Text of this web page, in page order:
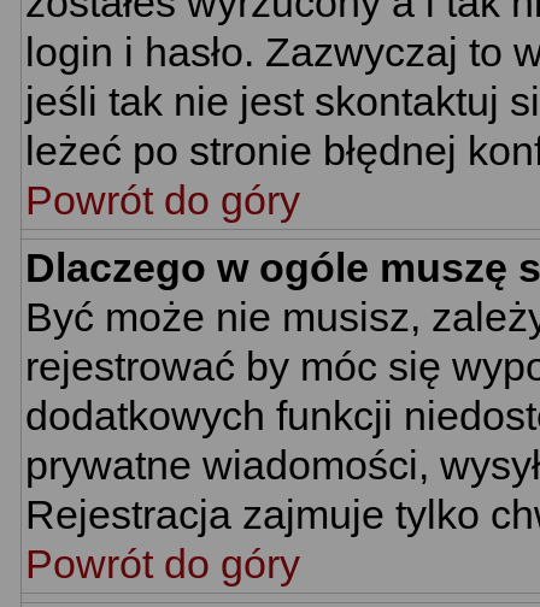
login i hasło. Zazwyczaj to
jeśli tak nie jest skontaktuj
leżeć po stronie błędnej
Powrót do góry
Dlaczego w ogóle muszę
Być może nie musisz,
rejestrować by móc się
dodatkowych funkcji
prywatne wiadomości,
Rejestracja zajmuje tylko
Powrót do góry